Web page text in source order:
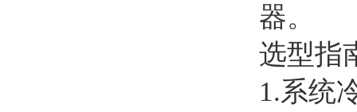
器。
选型指
1.系统